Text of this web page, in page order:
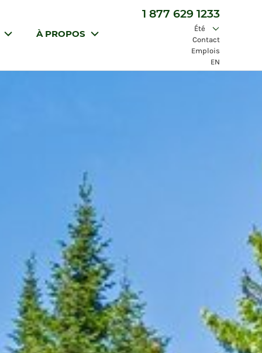
À PROPOS
Été
Contact
Emplois
EN
1 877 629 1233